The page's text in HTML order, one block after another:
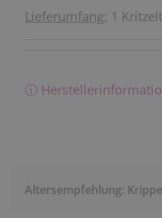
Lieferumfang: 1
ⓘ
Altersempfehlung: Krippe